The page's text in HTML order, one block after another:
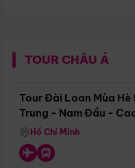
TOUR CHÂU Á
Tour Đài Loan Mùa
Trung - Nam Đầu -
Hồ Chí Minh